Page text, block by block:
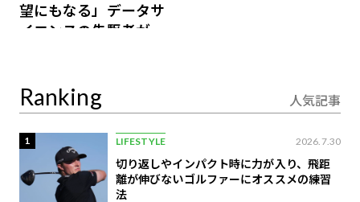
望にもなる」データサ
イエンスの先駆者が語
Ranking 人気記事
1 LIFESTYLE 2026.7.30
切り返しやインパクト時に力が入り、飛距
離が伸びないゴルファーにオススメの練習
法